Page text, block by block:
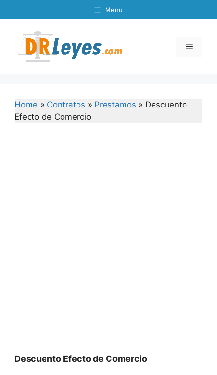
to
Menu
Menu
Home » Contratos » Prestamos » Descuento
Efecto de Comercio
Descuento Efecto de Comercio